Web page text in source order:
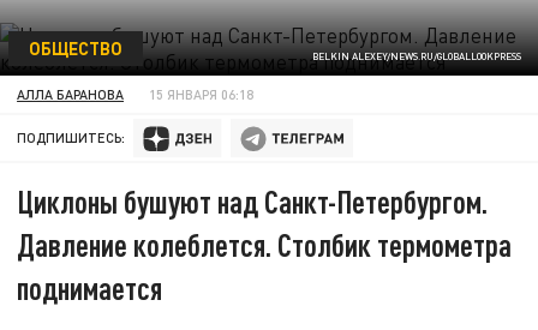
BELKIN ALEXEY/NEWS.RU/GLOBALLOOKPRESS
ОБЩЕСТВО
АЛЛА БАРАНОВА 15 ЯНВАРЯ 06:18
ПОДПИШИТЕСЬ:
Циклоны бушуют над Санкт-Петербургом.
Давление колеблется. Столбик термометра
поднимается